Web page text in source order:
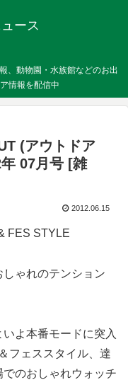
ース
、動物園・水族館などのお出
情報を配信中
(アウトドア
07月号 [雑
2012.06.15
FES STYLE
ゃれのテンション
よ本番モードに突入
フェススタイル、達
のおしゃれウォッチ